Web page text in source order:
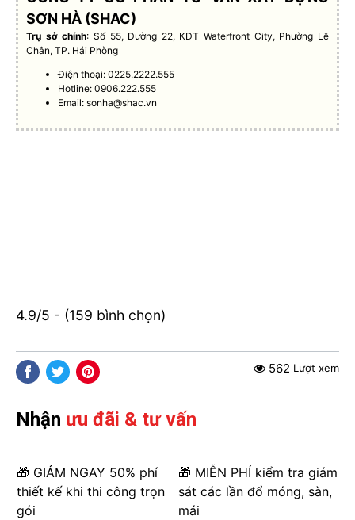
SƠN HÀ (SHAC)
Trụ sở chính: Số 55, Đường 22, KĐT Waterfront City, Phường Lê
Chân, TP. Hải Phòng
Điện thoại: 0225.2222.555
Hotline: 0906.222.555
Email:sonha@shac.vn
4.9/5 - (159 bình chọn)
562 Lượt xem
Nhận ưu đãi & tư vấn
🎁 GIẢM NGAY 50% phí
thiết kế khi thi công trọn
gói
🎁 MIỄN PHÍ kiểm tra giám
sát các lần đổ móng, sàn,
mái